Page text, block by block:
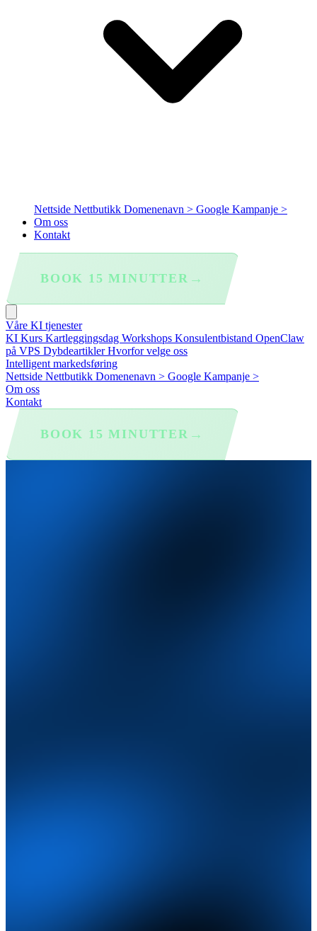
Nettside Nettbutikk Domenenavn > Google Kampanje >
Om oss
Kontakt
BOOK 15 MINUTTER →
Våre KI tjenester
KI Kurs Kartleggingsdag Workshops Konsulentbistand OpenClaw
på VPS DybdeartiklerHvorfor velge oss
Intelligent markedsføring
Nettside Nettbutikk Domenenavn > Google Kampanje >
Om oss
Kontakt
BOOK 15 MINUTTER →